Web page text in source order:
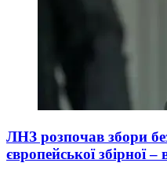
ЛНЗ розпочав збори
європейської збірної